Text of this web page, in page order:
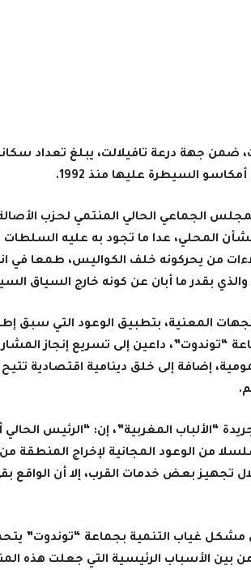
ضمن جهة درعة تافيلالت، يبلغ تعداد
الجماعي الحالي المنتمي لحزب
المحلي، عدا ما تجود به عليه السلطات
من يحركونه خلف الكواليس، طمعا
بقدر ما أبان عن كونه خارج السياق
المعنية، بتطبيق الوعود التي سبق
داعين إلى تسريع إنجاز
إضافة إلى خلق دينامية اقتصادية
.
“الألباب المغربية”، إن: “الرئيس
سنة 1992، أطلق مسلسلا من الوعود المجانية لإخراج
تجهيز بعض خدمات القرب، إلا أن الواقع
مشكل غياب التنمية بجماعة “توندوت”
بين الأسباب الرئيسية التي جعلت هذه